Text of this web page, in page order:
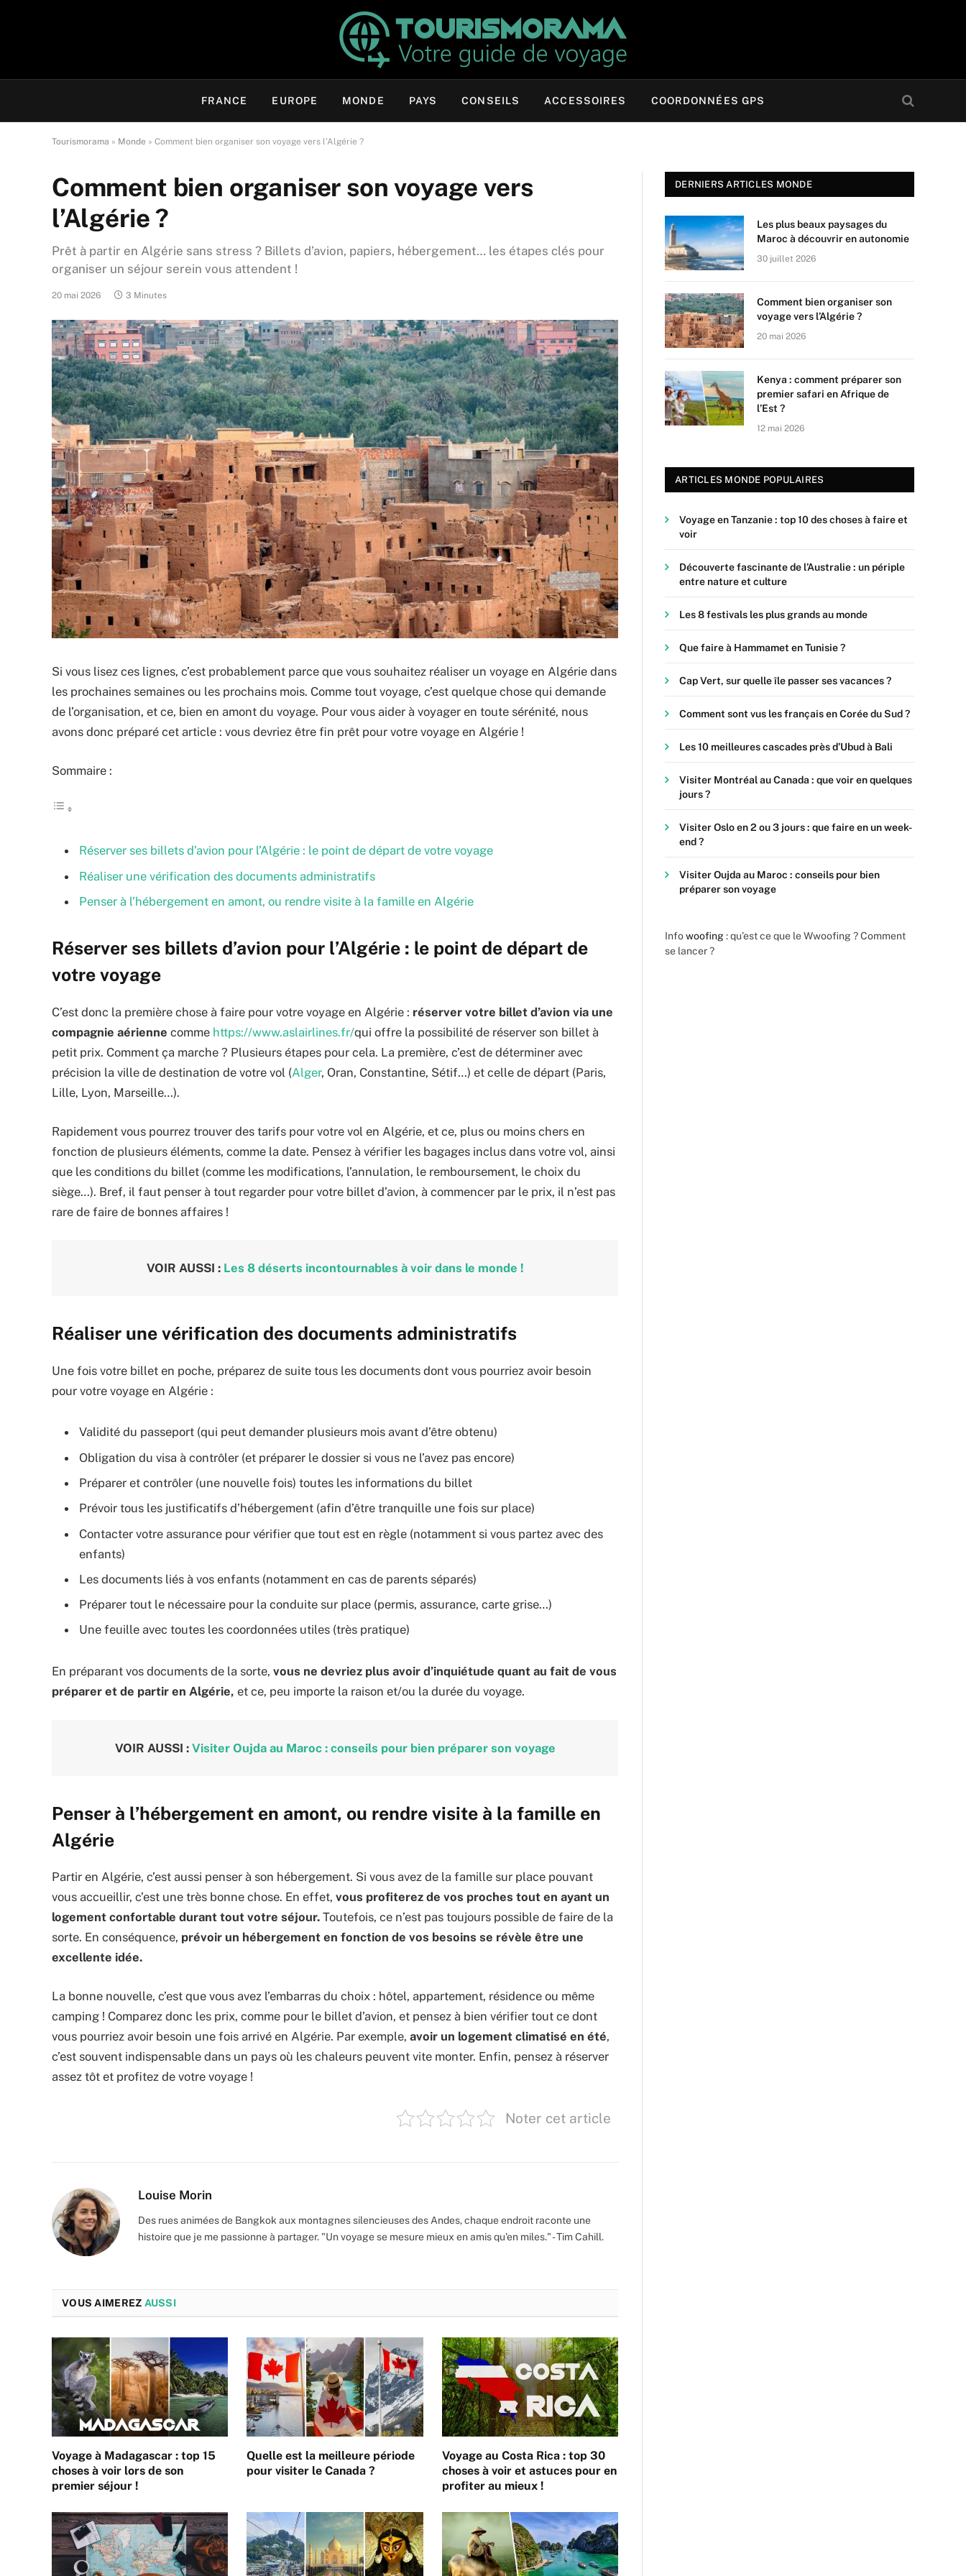
FRANCE EUROPE MONDE PAYS CONSEILS ACCESSOIRES COORDONNÉES GPS
Tourismorama » Monde » Comment bien organiser son voyage vers l’Algérie ?
Comment bien organiser son voyage vers
l’Algérie ?
Prêt à partir en Algérie sans stress ? Billets d’avion, papiers, hébergement… les étapes clés pour
organiser un séjour serein vous attendent !
20 mai 2026 3 Minutes
Si vous lisez ces lignes, c’est probablement parce que vous souhaitez réaliser un voyage en Algérie dans
les prochaines semaines ou les prochains mois. Comme tout voyage, c’est quelque chose qui demande
de l’organisation, et ce, bien en amont du voyage. Pour vous aider à voyager en toute sérénité, nous
avons donc préparé cet article : vous devriez être fin prêt pour votre voyage en Algérie !
Sommaire :
Réserver ses billets d’avion pour l’Algérie : le point de départ de votre voyage
Réaliser une vérification des documents administratifs
Penser à l’hébergement en amont, ou rendre visite à la famille en Algérie
Réserver ses billets d’avion pour l’Algérie : le point de départ de
votre voyage
C’est donc la première chose à faire pour votre voyage en Algérie : réserver votre billet d’avion via une
compagnie aérienne comme https://www.aslairlines.fr/qui offre la possibilité de réserver son billet à
petit prix. Comment ça marche ? Plusieurs étapes pour cela. La première, c’est de déterminer avec
précision la ville de destination de votre vol (Alger, Oran, Constantine, Sétif…) et celle de départ (Paris,
Lille, Lyon, Marseille…).
Rapidement vous pourrez trouver des tarifs pour votre vol en Algérie, et ce, plus ou moins chers en
fonction de plusieurs éléments, comme la date. Pensez à vérifier les bagages inclus dans votre vol, ainsi
que les conditions du billet (comme les modifications, l’annulation, le remboursement, le choix du
siège…). Bref, il faut penser à tout regarder pour votre billet d’avion, à commencer par le prix, il n’est pas
rare de faire de bonnes affaires !
VOIR AUSSI : Les 8 déserts incontournables à voir dans le monde !
Réaliser une vérification des documents administratifs
Une fois votre billet en poche, préparez de suite tous les documents dont vous pourriez avoir besoin
pour votre voyage en Algérie :
Validité du passeport (qui peut demander plusieurs mois avant d’être obtenu)
Obligation du visa à contrôler (et préparer le dossier si vous ne l’avez pas encore)
Préparer et contrôler (une nouvelle fois) toutes les informations du billet
Prévoir tous les justificatifs d’hébergement (afin d’être tranquille une fois sur place)
Contacter votre assurance pour vérifier que tout est en règle (notamment si vous partez avec des
enfants)
Les documents liés à vos enfants (notamment en cas de parents séparés)
Préparer tout le nécessaire pour la conduite sur place (permis, assurance, carte grise…)
Une feuille avec toutes les coordonnées utiles (très pratique)
En préparant vos documents de la sorte, vous ne devriez plus avoir d’inquiétude quant au fait de vous
préparer et de partir en Algérie, et ce, peu importe la raison et/ou la durée du voyage.
VOIR AUSSI : Visiter Oujda au Maroc : conseils pour bien préparer son voyage
Penser à l’hébergement en amont, ou rendre visite à la famille en
Algérie
Partir en Algérie, c’est aussi penser à son hébergement. Si vous avez de la famille sur place pouvant
vous accueillir, c’est une très bonne chose. En effet, vous profiterez de vos proches tout en ayant un
logement confortable durant tout votre séjour. Toutefois, ce n’est pas toujours possible de faire de la
sorte. En conséquence, prévoir un hébergement en fonction de vos besoins se révèle être une
excellente idée.
La bonne nouvelle, c’est que vous avez l’embarras du choix : hôtel, appartement, résidence ou même
camping ! Comparez donc les prix, comme pour le billet d’avion, et pensez à bien vérifier tout ce dont
vous pourriez avoir besoin une fois arrivé en Algérie. Par exemple, avoir un logement climatisé en été,
c’est souvent indispensable dans un pays où les chaleurs peuvent vite monter. Enfin, pensez à réserver
assez tôt et profitez de votre voyage !
Noter cet article
Louise Morin
Des rues animées de Bangkok aux montagnes silencieuses des Andes, chaque endroit raconte une
histoire que je me passionne à partager. "Un voyage se mesure mieux en amis qu'en miles." - Tim Cahill.
VOUS AIMEREZ AUSSI
Voyage à Madagascar : top 15
choses à voir lors de son
premier séjour !
Quelle est la meilleure période
pour visiter le Canada ?
Voyage au Costa Rica : top 30
choses à voir et astuces pour en
profiter au mieux !
DERNIERS ARTICLES MONDE
Les plus beaux paysages du
Maroc à découvrir en autonomie
30 juillet 2026
Comment bien organiser son
voyage vers l’Algérie ?
20 mai 2026
Kenya : comment préparer son
premier safari en Afrique de
l’Est ?
12 mai 2026
ARTICLES MONDE POPULAIRES
Voyage en Tanzanie : top 10 des choses à faire et
voir
Découverte fascinante de l’Australie : un périple
entre nature et culture
Les 8 festivals les plus grands au monde
Que faire à Hammamet en Tunisie ?
Cap Vert, sur quelle île passer ses vacances ?
Comment sont vus les français en Corée du Sud ?
Les 10 meilleures cascades près d’Ubud à Bali
Visiter Montréal au Canada : que voir en quelques
jours ?
Visiter Oslo en 2 ou 3 jours : que faire en un week-
end ?
Visiter Oujda au Maroc : conseils pour bien
préparer son voyage
Infowoofing: qu’est ce que le Wwoofing ? Comment
se lancer ?